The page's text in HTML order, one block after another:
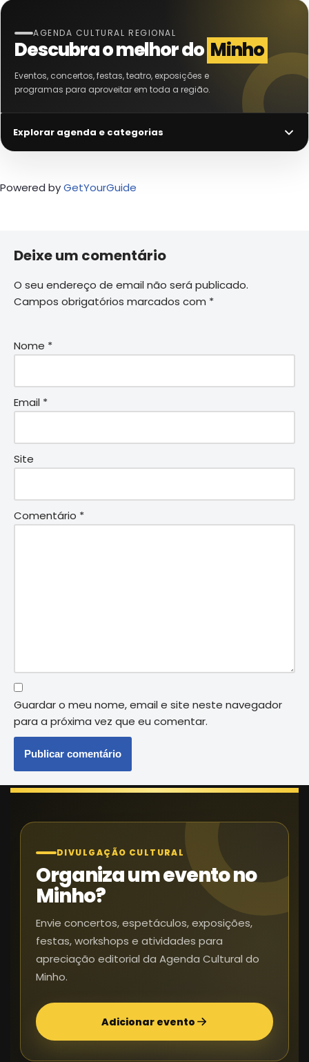
AGENDA CULTURAL REGIONAL
Descubra o melhor do Minho
Eventos, concertos, festas, teatro, exposições e
programas para aproveitar em toda a região.
Explorar agenda e categorias
Powered byGetYourGuide
Deixe um comentário
O seu endereço de email não será publicado.
Campos obrigatórios marcados com *
Nome *
Email *
Site
Comentário *
Guardar o meu nome, email e site neste navegador
para a próxima vez que eu comentar.
DIVULGAÇÃO CULTURAL
Organiza um evento no
Minho?
Envie concertos, espetáculos, exposições,
festas, workshops e atividades para
apreciação editorial da Agenda Cultural do
Minho.
Adicionar evento